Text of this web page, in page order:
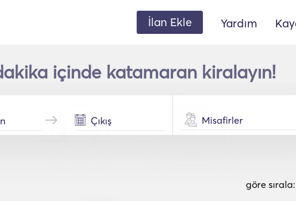
İlan Ekle Yardım
içinde katamaran kiralayın!
Misafirler
göre sırala: